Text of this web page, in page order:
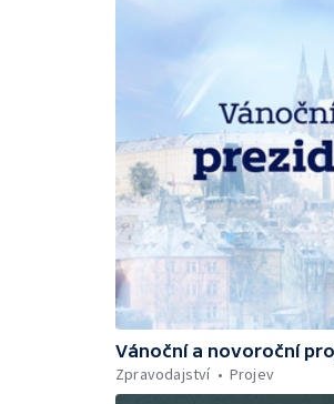
Vánoční a novoroční
Zpravodajství
Projev